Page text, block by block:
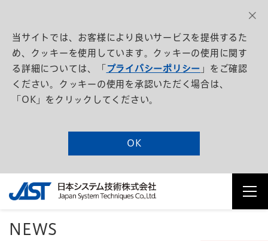
当サイトでは、お客様により良いサービスを提供するた
め、クッキーを使用しています。クッキーの使用に関す
る詳細については、「 プライバシーポリシー 」をご確認
ください。クッキーの使用を承認いただく場合は、
「OK」をクリックしてください。
OK
NEWS